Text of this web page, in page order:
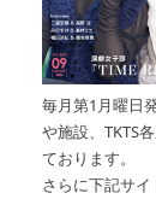
毎月第1月曜日
や施設、TKTS
ております。
さらに下記サ